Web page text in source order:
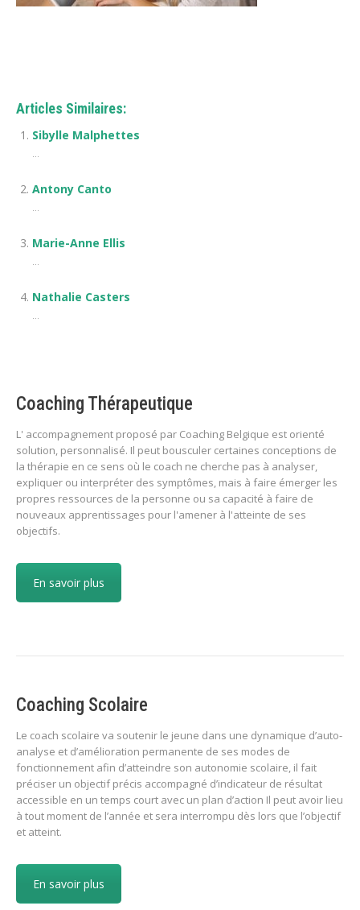
Articles Similaires:
Sibylle Malphettes
...
Antony Canto
...
Marie-Anne Ellis
...
Nathalie Casters
...
Coaching Thérapeutique
L' accompagnement proposé par Coaching Belgique est orienté
solution, personnalisé. Il peut bousculer certaines conceptions de
la thérapie en ce sens où le coach ne cherche pas à analyser,
expliquer ou interpréter des symptômes, mais à faire émerger les
propres ressources de la personne ou sa capacité à faire de
nouveaux apprentissages pour l'amener à l'atteinte de ses
objectifs.
En savoir plus
Coaching Scolaire
Le coach scolaire va soutenir le jeune dans une dynamique d’auto-
analyse et d’amélioration permanente de ses modes de
fonctionnement afin d’atteindre son autonomie scolaire, il fait
préciser un objectif précis accompagné d’indicateur de résultat
accessible en un temps court avec un plan d’action Il peut avoir lieu
à tout moment de l’année et sera interrompu dès lors que l’objectif
et atteint.
En savoir plus